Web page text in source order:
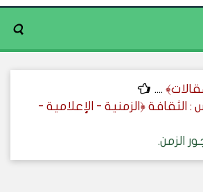
....
: الثقافة ﴿الزمنية - الإعلامية -
الزمن.